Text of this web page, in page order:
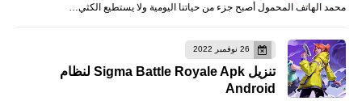
محمد الهاتف المحمول أصبح جزء من حياتنا اليومية ولا يستطيع الكثي…
26 نوفمبر 2022
تنزيل Sigma Battle Royale Apk لنظام
Android